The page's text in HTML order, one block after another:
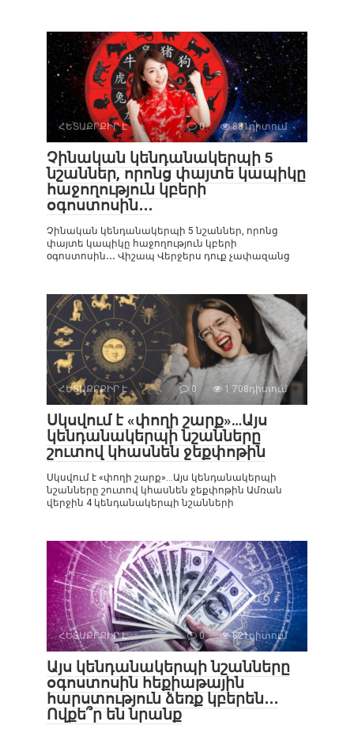
ՀԵՏԱՔՐՔԻՐ Է 0 881դիտում
Չինական կենդանակերպի 5
նշաններ, որոնց փայտե կապիկը
հաջողություն կբերի
օգոստոսին․․․
Չինական կենդանակերպի 5 նշաններ, որոնց
փայտե կապիկը հաջողություն կբերի
օգոստոսին․․․ Վիշապ Վերջերս դուք չափազանց
ՀԵՏԱՔՐՔԻՐ Է 0 1 708դիտում
Սկսվում է «փողի շարք»…Այս
կենդանակերպի նշանները
շուտով կհասնեն ջեքփոթին
Սկսվում է «փողի շարք»…Այս կենդանակերպի
նշանները շուտով կհասնեն ջեքփոթին Ամռան
վերջին 4 կենդանակերպի նշանների
ՀԵՏԱՔՐՔԻՐ Է 0 821դիտում
Այս կենդանակերպի նշանները
օգոստոսին հեքիաթային
հարստություն ձեռք կբերեն․․․
Ովքե՞ր են նրանք